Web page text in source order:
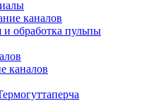
каналов
и обработка пульпы
каналов